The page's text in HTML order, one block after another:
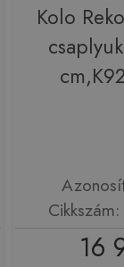
Kolo
16